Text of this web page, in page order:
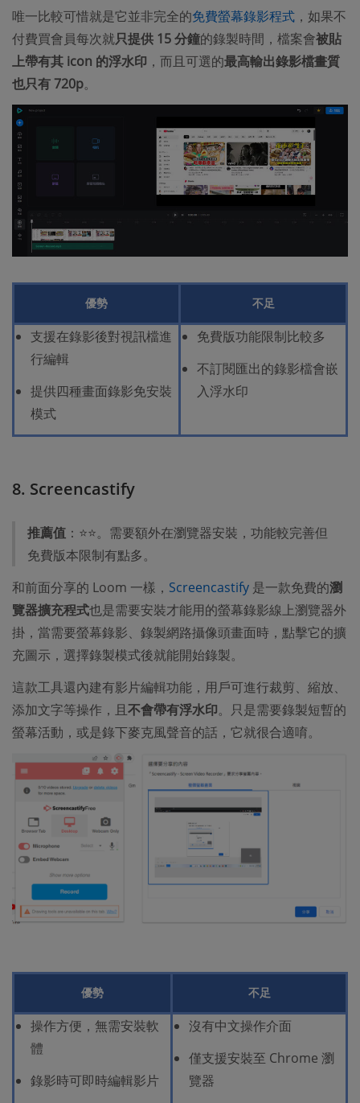
唯一比較可惜就是它並非完全的免費螢幕錄影程式 ，如果不
付費買會員每次就只提供 15 分鐘的錄製時間，檔案會被貼
上帶有其 icon 的浮水印 ，而且可選的最高輸出錄影檔畫質
也只有 720p。
優勢 不足
支援在錄影後對視訊檔進
行編輯
提供四種畫面錄影免安裝
模式
免費版功能限制比較多
不訂閱匯出的錄影檔會嵌
入浮水印
8. Screencastify
推薦值 ：⭐⭐。需要額外在瀏覽器安裝，功能較完善但
免費版本限制有點多。
和前面分享的 Loom 一樣， Screencastify 是一款免費的瀏
覽器擴充程式也是需要安裝才能用的螢幕錄影線上瀏覽器外
掛，當需要螢幕錄影、錄製網路攝像頭畫面時，點擊它的擴
充圖示，選擇錄製模式後就能開始錄製。
這款工具還內建有影片編輯功能，用戶可進行裁剪、縮放、
添加文字等操作，且不會帶有浮水印。只是需要錄製短暫的
螢幕活動，或是錄下麥克風聲音的話，它就很合適唷。
優勢 不足
操作方便，無需安裝軟
體
錄影時可即時編輯影片
沒有中文操作介面
僅支援安裝至 Chrome 瀏
覽器